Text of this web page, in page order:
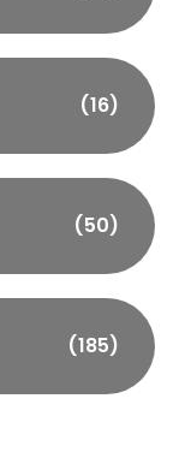
(16)
(50)
(185)